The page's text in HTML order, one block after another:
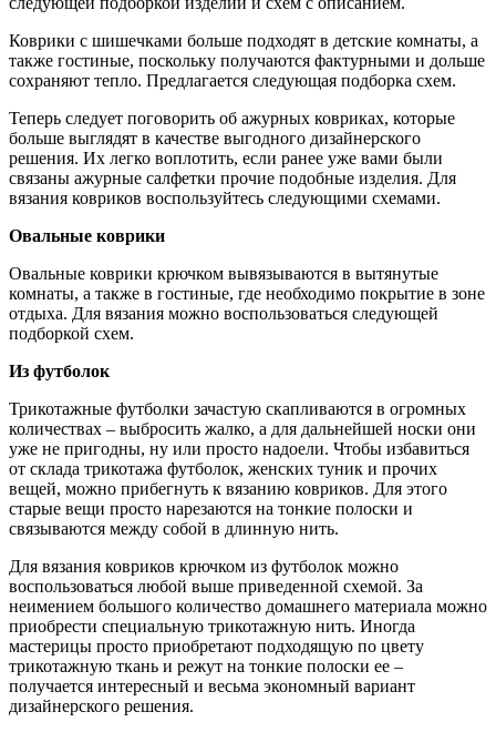
Коврики с шишечками больше подходят в детские комнаты, а
также гостиные, поскольку получаются фактурными и дольше
сохраняют тепло. Предлагается следующая подборка схем.
Теперь следует поговорить об ажурных ковриках, которые
больше выглядят в качестве выгодного дизайнерского
решения. Их легко воплотить, если ранее уже вами были
связаны ажурные салфетки прочие подобные изделия. Для
вязания ковриков воспользуйтесь следующими схемами.
Овальные коврики
Овальные коврики крючком вывязываются в вытянутые
комнаты, а также в гостиные, где необходимо покрытие в зоне
отдыха. Для вязания можно воспользоваться следующей
подборкой схем.
Из футболок
Трикотажные футболки зачастую скапливаются в огромных
количествах – выбросить жалко, а для дальнейшей носки они
уже не пригодны, ну или просто надоели. Чтобы избавиться
от склада трикотажа футболок, женских туник и прочих
вещей, можно прибегнуть к вязанию ковриков. Для этого
старые вещи просто нарезаются на тонкие полоски и
связываются между собой в длинную нить.
Для вязания ковриков крючком из футболок можно
воспользоваться любой выше приведенной схемой. За
неимением большого количество домашнего материала можно
приобрести специальную трикотажную нить. Иногда
мастерицы просто приобретают подходящую по цвету
трикотажную ткань и режут на тонкие полоски ее –
получается интересный и весьма экономный вариант
дизайнерского решения.